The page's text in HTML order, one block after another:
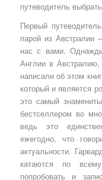
путеводитель
Первый
парой из Австралии
нас с вами.
Англии в
написали об этом
который и является
это самый
бестселлером во
ведь это
ежегодно, что
актуальности.
катаются по
попробовать и